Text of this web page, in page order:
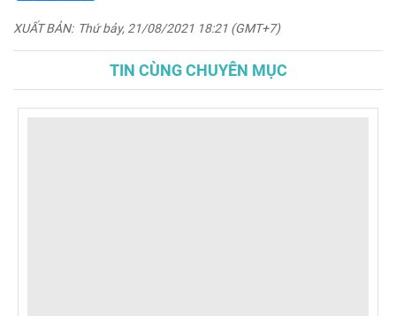
XUẤT BẢN: Thứ bảy, 21/08/2021 18:21 (GMT+7)
TIN CÙNG CHUYÊN MỤC